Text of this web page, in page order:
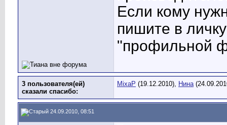
Если кому
пишите в
"профильной
3 пользователя(ей)
сказали cпасибо:
MixaP (19.12.2010), Нина
24.09.2010, 08:51